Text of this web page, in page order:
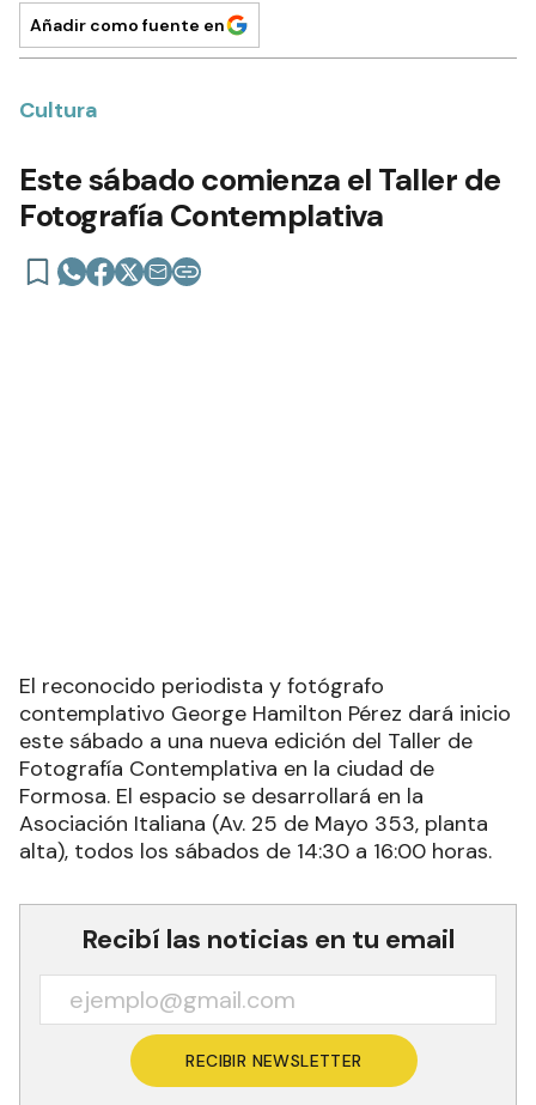
Añadir como fuente en
Cultura
Este sábado comienza el Taller de
Fotografía Contemplativa
El reconocido periodista y fotógrafo
contemplativo George Hamilton Pérez dará inicio
este sábado a una nueva edición del Taller de
Fotografía Contemplativa en la ciudad de
Formosa. El espacio se desarrollará en la
Asociación Italiana (Av. 25 de Mayo 353, planta
alta), todos los sábados de 14:30 a 16:00 horas.
Recibí las noticias en tu email
RECIBIR NEWSLETTER